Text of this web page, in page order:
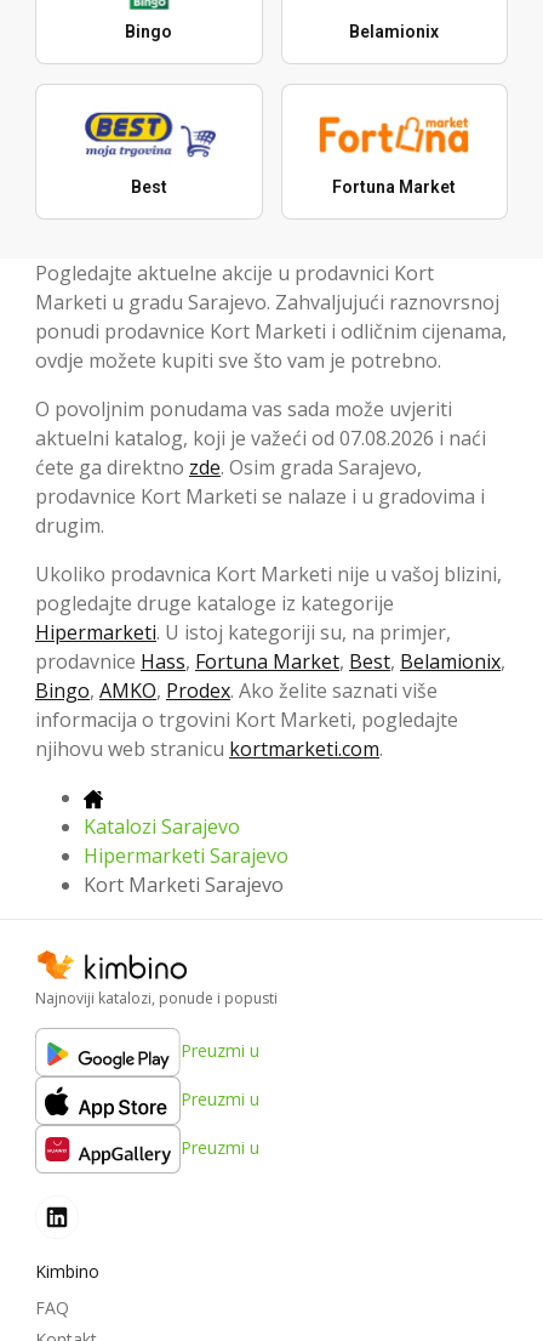
Bingo Belamionix
Best Fortuna Market
Pogledajte aktuelne akcije u prodavnici Kort
Marketi u gradu Sarajevo. Zahvaljujući raznovrsnoj
ponudi prodavnice Kort Marketi i odličnim cijenama,
ovdje možete kupiti sve što vam je potrebno.
O povoljnim ponudama vas sada može uvjeriti
aktuelni katalog, koji je važeći od 07.08.2026 i naći
ćete ga direktno zde. Osim grada Sarajevo,
prodavnice Kort Marketi se nalaze i u gradovima i
drugim.
Ukoliko prodavnica Kort Marketi nije u vašoj blizini,
pogledajte druge kataloge iz kategorije
Hipermarketi. U istoj kategoriji su, na primjer,
prodavnice Hass, Fortuna Market, Best, Belamionix,
Bingo, AMKO, Prodex. Ako želite saznati više
informacija o trgovini Kort Marketi, pogledajte
njihovu web stranicu kortmarketi.com.
Katalozi Sarajevo
Hipermarketi Sarajevo
Kort Marketi Sarajevo
Najnoviji katalozi, ponude i popusti
Preuzmi u
Preuzmi u
Preuzmi u
Kimbino
FAQ